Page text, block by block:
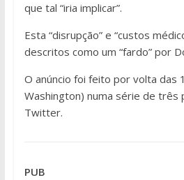
que tal “iria implicar”.
Esta “disrupção” e “custos
descritos como um “fardo” por
O anúncio foi feito por volta das
Washington) numa série de três
Twitter.
PUB